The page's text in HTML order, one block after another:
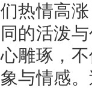
们热情高
同的活泼
心雕琢，
象与情感